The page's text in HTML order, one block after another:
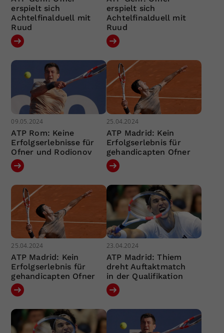
erspielt sich
Achtelfinalduell mit
Ruud
erspielt sich
Achtelfinalduell mit
Ruud
09.05.2024
ATP Rom: Keine
Erfolgserlebnisse für
Ofner und Rodionov
25.04.2024
ATP Madrid: Kein
Erfolgserlebnis für
gehandicapten Ofner
25.04.2024
ATP Madrid: Kein
Erfolgserlebnis für
gehandicapten Ofner
23.04.2024
ATP Madrid: Thiem
dreht Auftaktmatch
in der Qualifikation